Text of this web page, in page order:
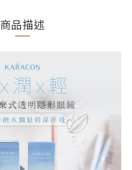
商品描述